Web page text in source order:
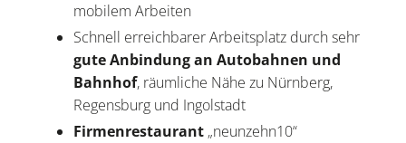
mobilem Arbeiten
Schnell erreichbarer Arbeitsplatz durch sehr
gute Anbindung an Autobahnen und
Bahnhof, räumliche Nähe zu Nürnberg,
Regensburg und Ingolstadt
Firmenrestaurant „neunzehn10“